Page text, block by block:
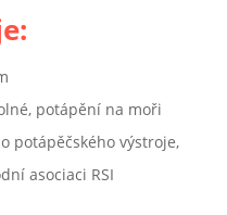
potápění na moři
potápěčského výstroje,
asociaci RSI